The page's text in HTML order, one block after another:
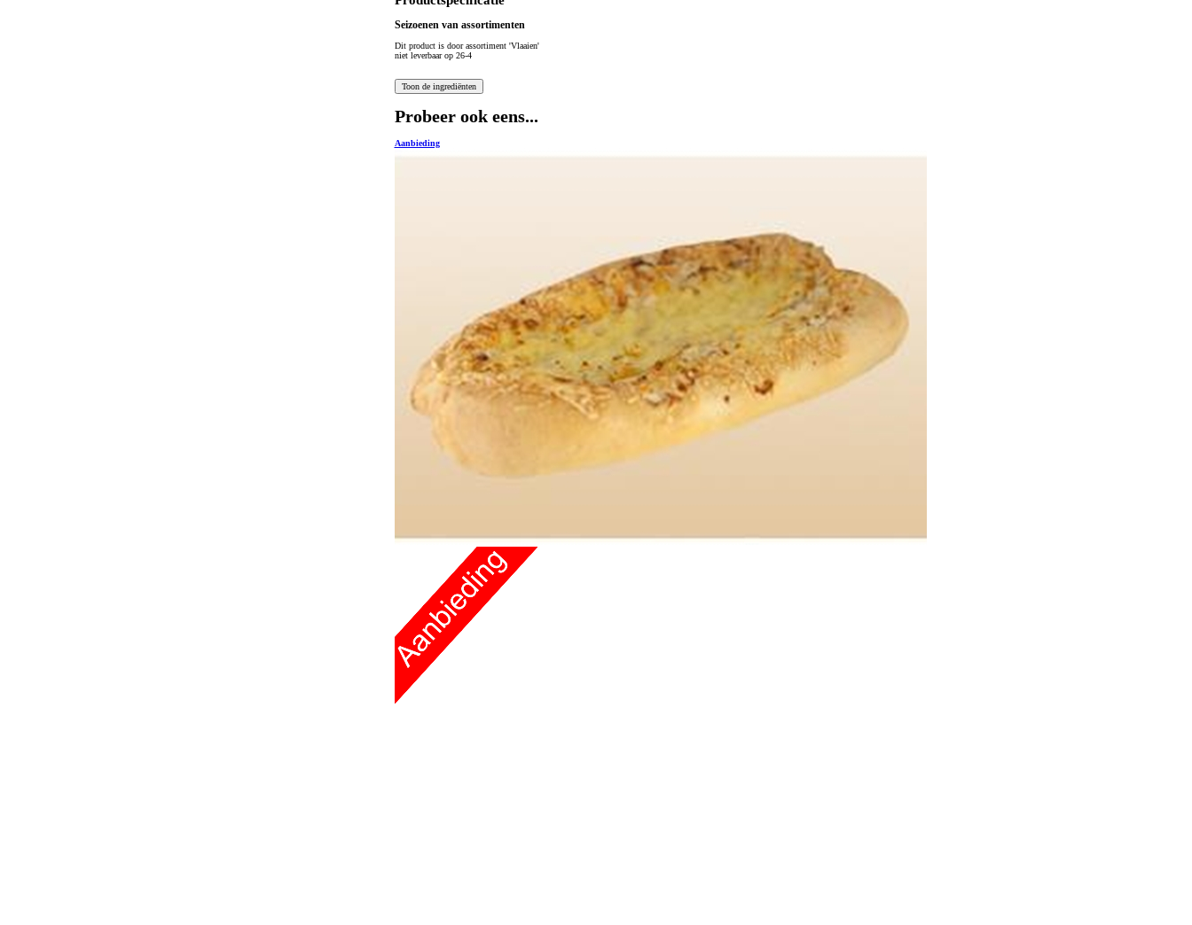
Seizoenen van assortimenten
Dit product isdoor assortiment 'Vlaaien'
niet leverbaar op 26-4
Probeer ook eens...
Aanbieding